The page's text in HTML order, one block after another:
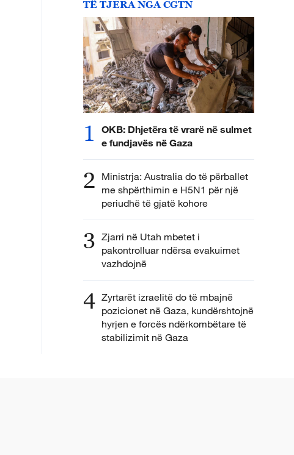
TË TJERA NGA CGTN
1
OKB: Dhjetëra të vrarë në sulmet
e fundjavës në Gaza
2 Ministrja: Australia do të përballet
me shpërthimin e H5N1 për një
periudhë të gjatë kohore
3 Zjarri në Utah mbetet i
pakontrolluar ndërsa evakuimet
vazhdojnë
4 Zyrtarët izraelitë do të mbajnë
pozicionet në Gaza, kundërshtojnë
hyrjen e forcës ndërkombëtare të
stabilizimit në Gaza